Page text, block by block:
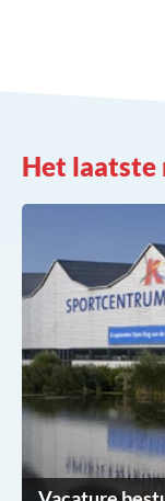
Het laatste